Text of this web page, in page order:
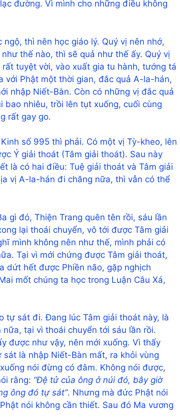
đường. Vì mình cho những điều không
thì nên học giáo lý. Quý vị nên nhớ,
thế nào, thì sẽ quả như thế ấy. Quý vị
tuyệt vời, vào xuất gia tu hành, tướng tá
với Phật một thời gian, đắc quả A-la-hán,
nhập Niết-Bàn. Còn có những vị đắc quả
nhiêu, trồi lên tụt xuống, cuối cùng
rất gay go.
số 995 thì phải. Có một vị Tỳ-kheo, lên
Ý giải thoát (Tâm giải thoát). Sau này
là có hai điều: Tuệ giải thoát và Tâm giải
vị A-la-hán đi chăng nữa, thì vẫn có thể
gì đó, Thiện Trang quên tên rồi, sáu lần
lại thoái chuyển, vô tới được Tâm giải
mình không nên như thế, mình phải có
Tại vì mới chứng được Tâm giải thoát,
dứt hết được Phiền não, gặp nghịch
mốt chúng ta học trong Luận Câu Xá,
tự sát đi. Đang lúc Tâm giải thoát này, là
tại vì thoái chuyển tới sáu lần rồi.
được như vậy, nên mới xuống. Vì thấy
là nhập Niết-Bàn mất, ra khỏi vùng
nói đừng có đâm. Không nói được,
rằng: “Đệ tử của ông ở núi đó, bây giờ
ông đó tự sát”. Nhưng mà đức Phật nói
nói không cần thiết. Sau đó Ma vương